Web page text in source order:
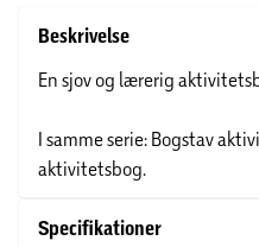
Beskrivelse
En sjov og lærerig
I samme serie: Bogstav
aktivitetsbog.
Specifikationer